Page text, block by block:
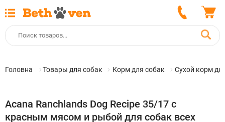
Головна Товары для собак Корм для собак Сухой корм
Acana Ranchlands Dog Recipe 35/17 с
красным мясом и рыбой для собак всех